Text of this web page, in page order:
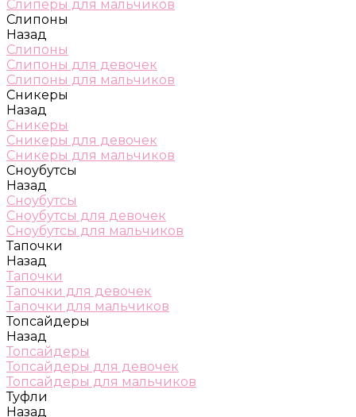
Слиперы для мальчиков
Слипоны
Назад
Слипоны
Слипоны для девочек
Слипоны для мальчиков
Сникеры
Назад
Сникеры
Сникеры для девочек
Сникеры для мальчиков
Сноубутсы
Назад
Сноубутсы
Сноубутсы для девочек
Сноубутсы для мальчиков
Тапочки
Назад
Тапочки
Тапочки для девочек
Тапочки для мальчиков
Топсайдеры
Назад
Топсайдеры
Топсайдеры для девочек
Топсайдеры для мальчиков
Туфли
Назад